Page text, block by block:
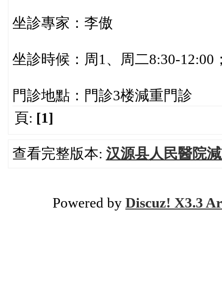
坐診專家：李傲
坐診時候：周1、周二8:30-12:00
門診地點：門診3楼減重門診
頁: [1]
查看完整版本: 汉源县人民醫院
Powered by Discuz! X3.3